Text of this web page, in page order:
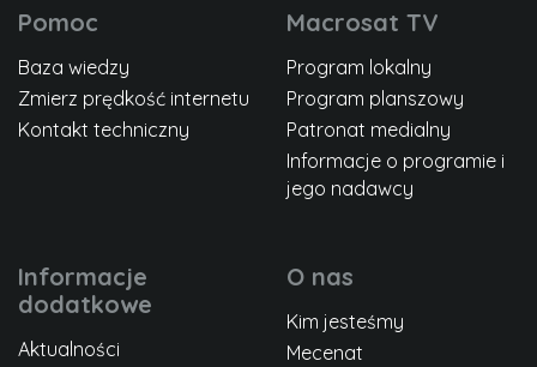
Pomoc
Baza wiedzy
Zmierz prędkość internetu
Kontakt techniczny
Macrosat TV
Program lokalny
Program planszowy
Patronat medialny
Informacje o programie i
jego nadawcy
Informacje
dodatkowe
Aktualności
O nas
Kim jesteśmy
Mecenat